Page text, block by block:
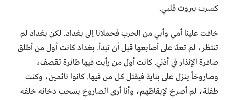
كسرت بيروت قلبي.
خافت علينا أمي وأبي من الحرب فحملانا إلى بغداد. لكن بغداد لم
تنتظر، لم تعدّ على أصابعها قبل أن تبدأ. بغداد كانت أول من أطلق
صافرة الإنذار في أذني. كانت أول من رأيت فيها طائرة تقصف،
وصاروخاً ينزل على بناية فيقتل كل من فيها. كانوا نائمين، وكنت
طفلة، لم أصرخ لإيقاظهم، وأنا أرى الصاروخ يسحب دخانه خلفه